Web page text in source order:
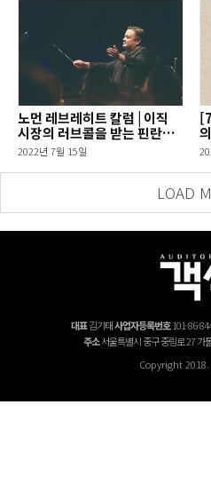
노먼 레브레히트 칼럼 | 이직
시장의 러브콜을 받는 핀란드
지휘자들
2022년 7월 15일
LOAD
대표김기태사업자등록번호101-86-
주소서울특별시 중구 중림로 27 가
Copyright 2018.